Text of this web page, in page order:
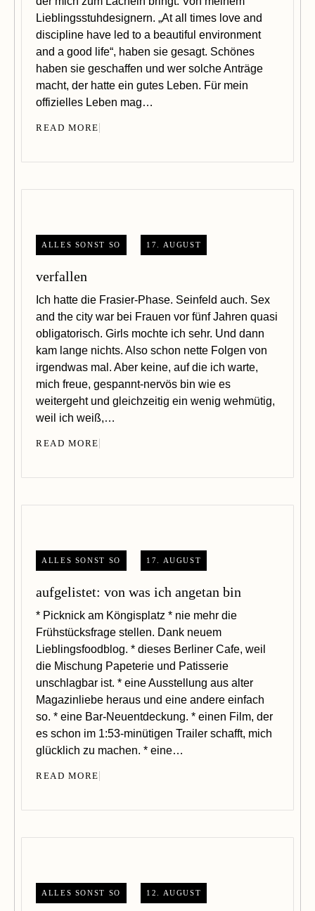
Lieblingsstuhdesignern. „At all times love and
discipline have led to a beautiful environment
and a good life“, haben sie gesagt. Schönes
haben sie geschaffen und wer solche Anträge
macht, der hatte ein gutes Leben. Für mein
offizielles Leben mag…
READ MORE
17. AUGUST
ALLES SONST SO
verfallen
Ich hatte die Frasier-Phase. Seinfeld auch. Sex
and the city war bei Frauen vor fünf Jahren quasi
obligatorisch. Girls mochte ich sehr. Und dann
kam lange nichts. Also schon nette Folgen von
irgendwas mal. Aber keine, auf die ich warte,
mich freue, gespannt-nervös bin wie es
weitergeht und gleichzeitig ein wenig wehmütig,
weil ich weiß,…
READ MORE
17. AUGUST
ALLES SONST SO
aufgelistet: von was ich angetan bin
* Picknick am Köngisplatz * nie mehr die
Frühstücksfrage stellen. Dank neuem
Lieblingsfoodblog. * dieses Berliner Cafe, weil
die Mischung Papeterie und Patisserie
unschlagbar ist. * eine Ausstellung aus alter
Magazinliebe heraus und eine andere einfach
so. * eine Bar-Neuentdeckung. * einen Film, der
es schon im 1:53-minütigen Trailer schafft, mich
glücklich zu machen. * eine…
READ MORE
12. AUGUST
ALLES SONST SO